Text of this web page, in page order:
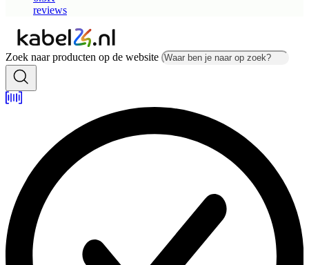
reviews
Zoek naar producten op de website